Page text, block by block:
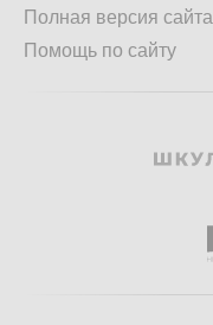
Полная версия сайта
Помощь по сайту